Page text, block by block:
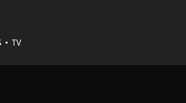
и ресурсы для прокачки — повышение
редким картам и новым тактическим
TV